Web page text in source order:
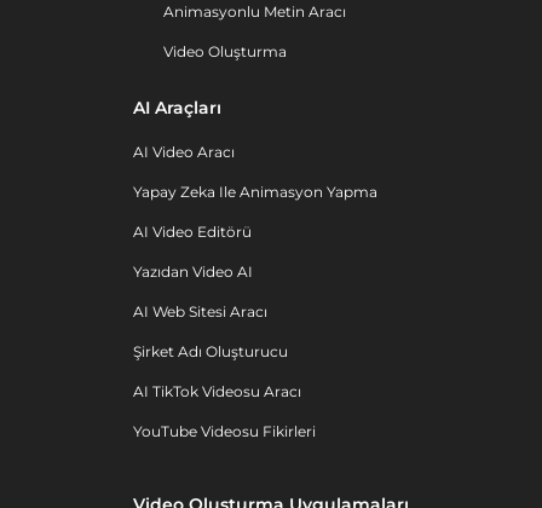
Animasyonlu Metin Aracı
Video Oluşturma
AI Araçları
AI Video Aracı
Yapay Zeka Ile Animasyon Yapma
AI Video Editörü
Yazıdan Video AI
AI Web Sitesi Aracı
Şirket Adı Oluşturucu
AI TikTok Videosu Aracı
YouTube Videosu Fikirleri